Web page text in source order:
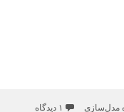
مدل‌سازی ۱ دیدگاه